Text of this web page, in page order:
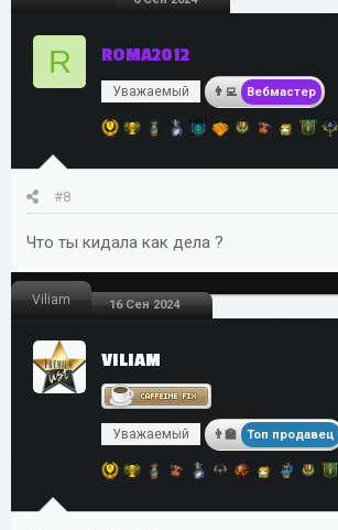
R ROMA2012
Уважаемый Вебмастер
#8
Что ты кидала как дела ?
Viliam 16 Сен 2024
VILIAM
Уважаемый Топ продавец